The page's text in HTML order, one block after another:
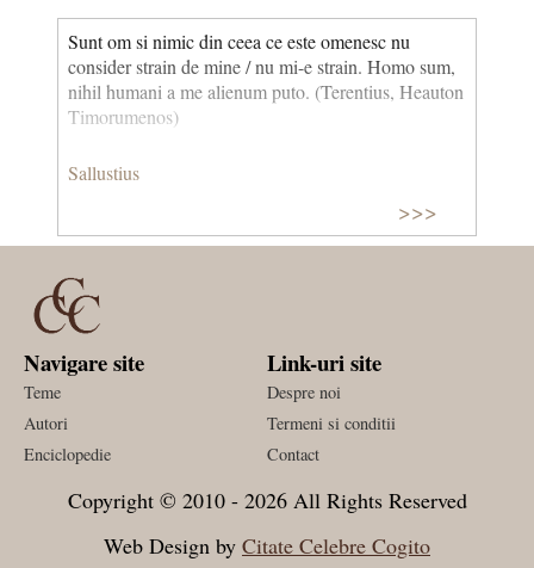
Sunt om si nimic din ceea ce este omenesc nu
consider strain de mine / nu mi-e strain. Homo sum,
nihil humani a me alienum puto. (Terentius, Heauton
Timorumenos)
Sallustius
>>>
Navigare site
Teme
Autori
Enciclopedie
Link-uri site
Despre noi
Termeni si conditii
Contact
Copyright © 2010 - 2026 All Rights Reserved
Web Design by Citate Celebre Cogito